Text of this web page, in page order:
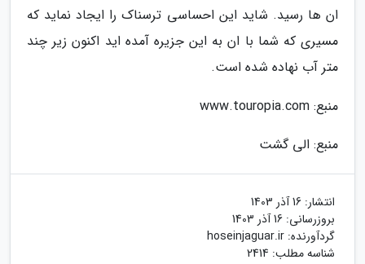
ان ها رسید. شاید این احساسی ترسناک را ایجاد نماید که
مسیری که شما با ان به این جزیره آمده اید اکنون زیر چند
متر آب نهاده شده است.
منبع: www.touropia.com
منبع: الی گشت
انتشار: 16 آذر 1403
بروزرسانی: 16 آذر 1403
گردآورنده: hoseinjaguar.ir
شناسه مطلب: 2414